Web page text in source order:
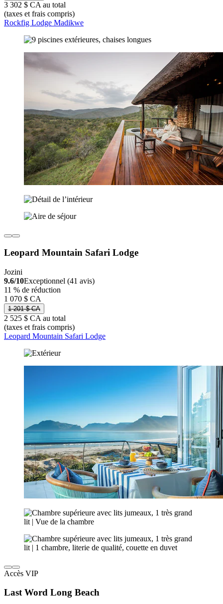
3 302 $ CA au total
(taxes et frais compris)
Rockfig Lodge Madikwe
Leopard Mountain Safari Lodge
Jozini
9.6/10Exceptionnel (41 avis)
11 % de réduction
1 070 $ CA
1 201 $ CA
2 525 $ CA au total
(taxes et frais compris)
Leopard Mountain Safari Lodge
Accès VIP
Last Word Long Beach